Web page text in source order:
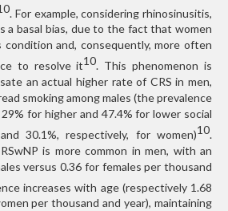
. For example, considering rhinosinusitis,
a basal bias, due to the fact that women
and, consequently, more often
to resolve it10. This phenomenon is
an actual higher rate of CRS in men,
smoking among males (the prevalence
for higher and 47.4% for lower social
30.1%, respectively, for women)10.
is more common in men, with an
versus 0.36 for females per thousand
increases with age (respectively 1.68
per thousand and year), maintaining